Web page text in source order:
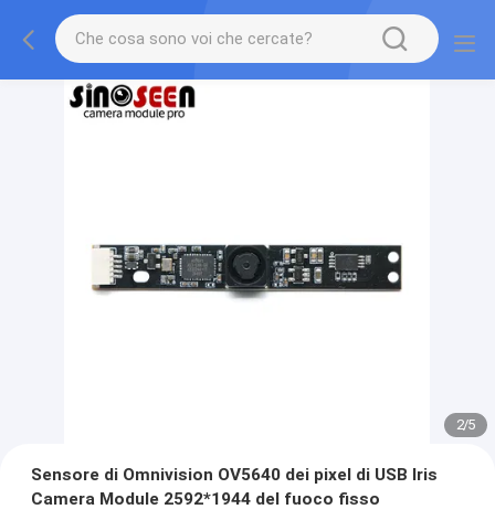
2/5
Sensore di Omnivision OV5640 dei pixel di USB Iris
Camera Module 2592*1944 del fuoco fisso